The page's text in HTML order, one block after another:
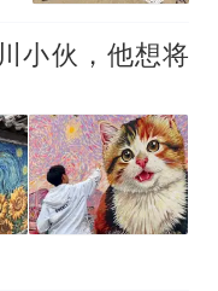
小伙，他想将